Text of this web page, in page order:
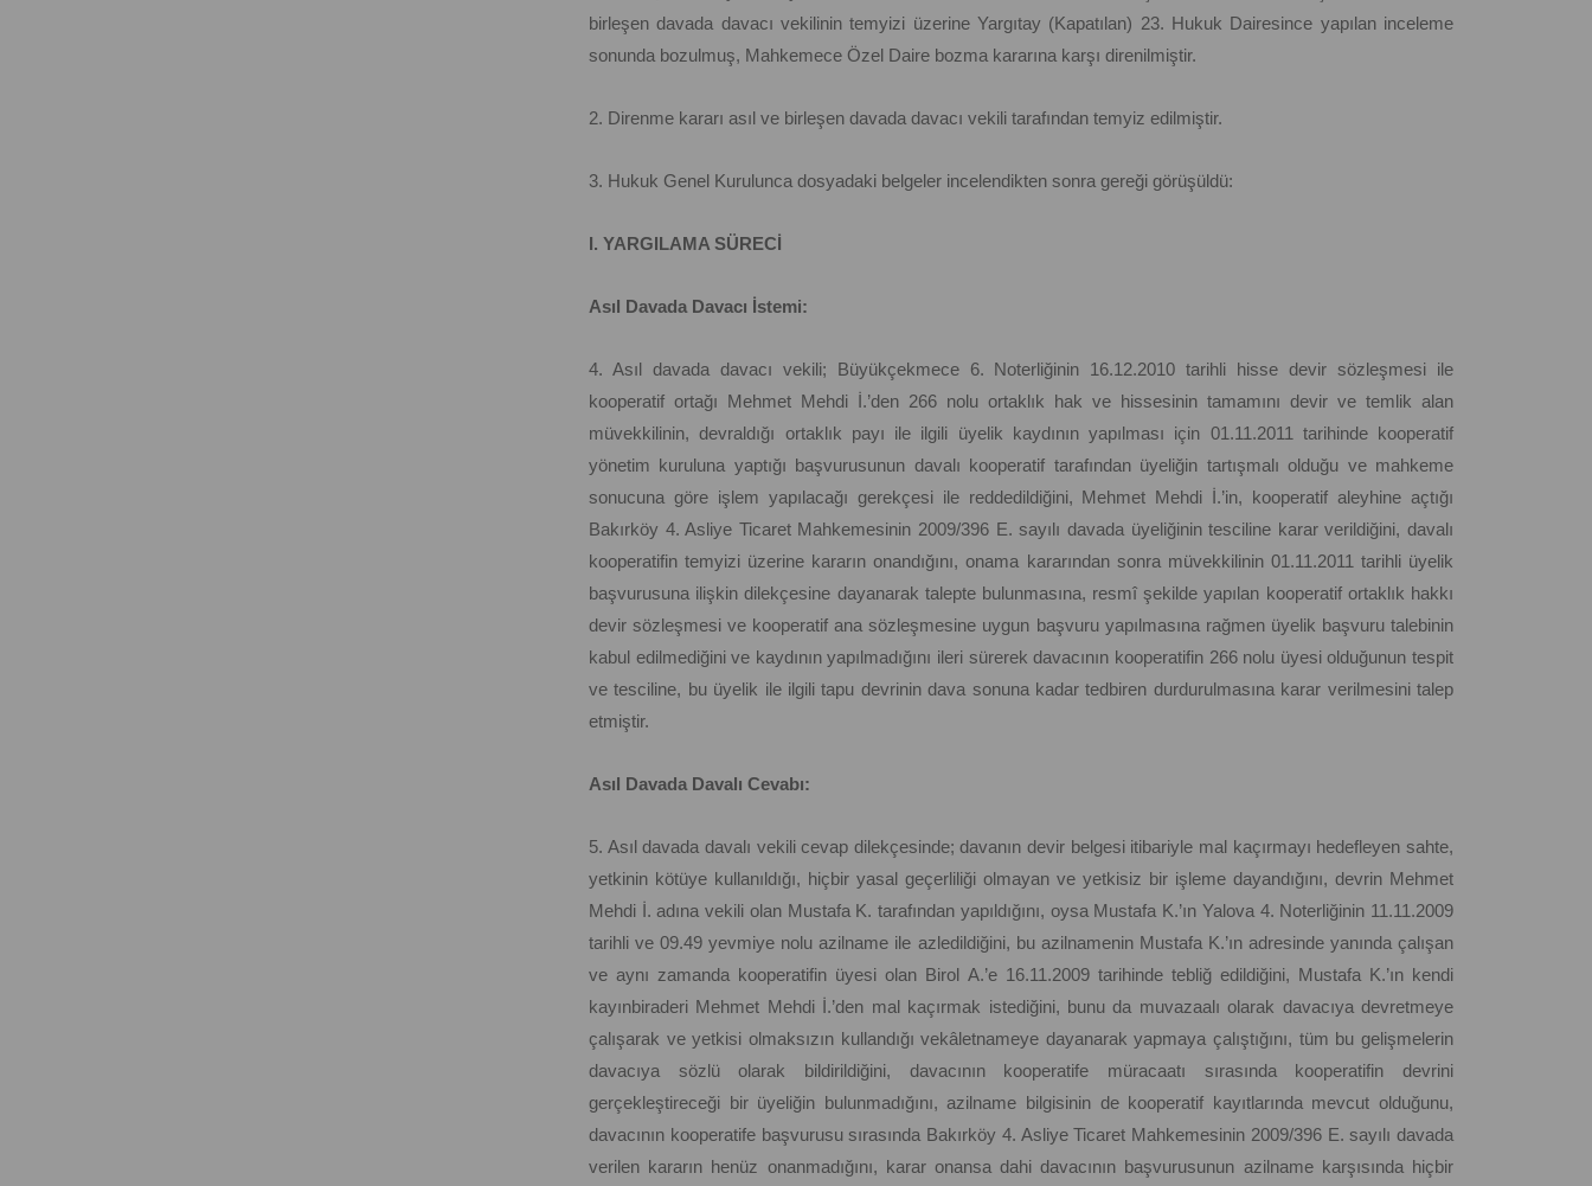
birleşen davada davacı vekilinin temyizi üzerine Yargıtay (Kapatılan) 23. Hukuk Dairesince yapılan inceleme
sonunda bozulmuş, Mahkemece Özel Daire bozma kararına karşı direnilmiştir.
2. Direnme kararı asıl ve birleşen davada davacı vekili tarafından temyiz edilmiştir.
3. Hukuk Genel Kurulunca dosyadaki belgeler incelendikten sonra gereği görüşüldü:
I. YARGILAMA SÜRECİ
Asıl Davada Davacı İstemi:
4. Asıl davada davacı vekili; Büyükçekmece 6. Noterliğinin 16.12.2010 tarihli hisse devir sözleşmesi ile
kooperatif ortağı Mehmet Mehdi İ.’den 266 nolu ortaklık hak ve hissesinin tamamını devir ve temlik alan
müvekkilinin, devraldığı ortaklık payı ile ilgili üyelik kaydının yapılması için 01.11.2011 tarihinde kooperatif
yönetim kuruluna yaptığı başvurusunun davalı kooperatif tarafından üyeliğin tartışmalı olduğu ve mahkeme
sonucuna göre işlem yapılacağı gerekçesi ile reddedildiğini, Mehmet Mehdi İ.’in, kooperatif aleyhine açtığı
Bakırköy 4. Asliye Ticaret Mahkemesinin 2009/396 E. sayılı davada üyeliğinin tesciline karar verildiğini, davalı
kooperatifin temyizi üzerine kararın onandığını, onama kararından sonra müvekkilinin 01.11.2011 tarihli üyelik
başvurusuna ilişkin dilekçesine dayanarak talepte bulunmasına, resmî şekilde yapılan kooperatif ortaklık hakkı
devir sözleşmesi ve kooperatif ana sözleşmesine uygun başvuru yapılmasına rağmen üyelik başvuru talebinin
kabul edilmediğini ve kaydının yapılmadığını ileri sürerek davacının kooperatifin 266 nolu üyesi olduğunun tespit
ve tesciline, bu üyelik ile ilgili tapu devrinin dava sonuna kadar tedbiren durdurulmasına karar verilmesini talep
etmiştir.
Asıl Davada Davalı Cevabı:
5. Asıl davada davalı vekili cevap dilekçesinde; davanın devir belgesi itibariyle mal kaçırmayı hedefleyen sahte,
yetkinin kötüye kullanıldığı, hiçbir yasal geçerliliği olmayan ve yetkisiz bir işleme dayandığını, devrin Mehmet
Mehdi İ. adına vekili olan Mustafa K. tarafından yapıldığını, oysa Mustafa K.’ın Yalova 4. Noterliğinin 11.11.2009
tarihli ve 09.49 yevmiye nolu azilname ile azledildiğini, bu azilnamenin Mustafa K.’ın adresinde yanında çalışan
ve aynı zamanda kooperatifin üyesi olan Birol A.’e 16.11.2009 tarihinde tebliğ edildiğini, Mustafa K.’ın kendi
kayınbiraderi Mehmet Mehdi İ.’den mal kaçırmak istediğini, bunu da muvazaalı olarak davacıya devretmeye
çalışarak ve yetkisi olmaksızın kullandığı vekâletnameye dayanarak yapmaya çalıştığını, tüm bu gelişmelerin
davacıya sözlü olarak bildirildiğini, davacının kooperatife müracaatı sırasında kooperatifin devrini
gerçekleştireceği bir üyeliğin bulunmadığını, azilname bilgisinin de kooperatif kayıtlarında mevcut olduğunu,
davacının kooperatife başvurusu sırasında Bakırköy 4. Asliye Ticaret Mahkemesinin 2009/396 E. sayılı davada
verilen kararın henüz onanmadığını, karar onansa dahi davacının başvurusunun azilname karşısında hiçbir